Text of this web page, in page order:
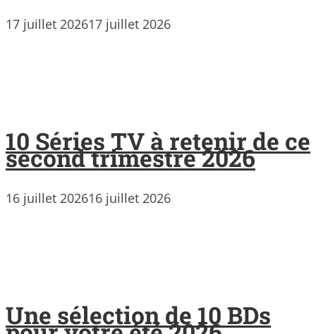
17 juillet 202617 juillet 2026
10 Séries TV à retenir de ce
second trimestre 2026
16 juillet 202616 juillet 2026
Une sélection de 10 BDs